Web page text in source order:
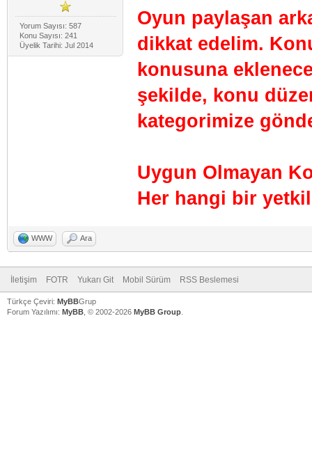
Yorum Sayısı: 587
Konu Sayısı: 241
Üyelik Tarihi: Jul 2014
Oyun paylaşan
dikkat edelim.
konusuna
şekilde, konu
kategorimize
Uygun Olmayan
Her hangi bir
WWW Ara
İletişim FOTR Yukarı Git Mobil Sürüm RSS Beslemesi
Türkçe Çeviri: MyBBGrup
Forum Yazılımı: MyBB , © 2002-2026 MyBB Group